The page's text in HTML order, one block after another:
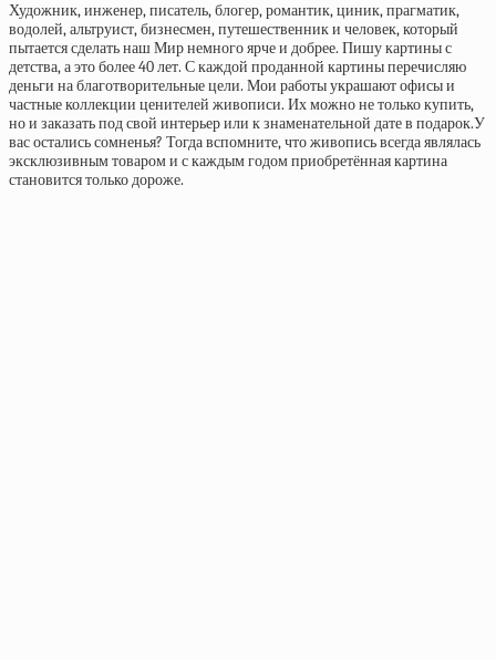
Художник, инженер, писатель, блогер, романтик, циник, прагматик,
водолей, альтруист, бизнесмен, путешественник и человек, который
пытается сделать наш Мир немного ярче и добрее. Пишу картины с
детства, а это более 40 лет. С каждой проданной картины перечисляю
деньги на благотворительные цели. Мои работы украшают офисы и
частные коллекции ценителей живописи. Их можно не только купить,
но и заказать под свой интерьер или к знаменательной дате в подарок.У
вас остались сомненья? Тогда вспомните, что живопись всегда являлась
эксклюзивным товаром и с каждым годом приобретённая картина
становится только дороже.